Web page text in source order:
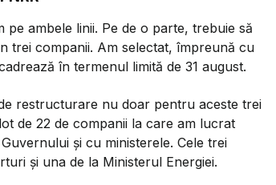
pe ambele linii. Pe de o parte, trebuie să
trei companii. Am selectat, împreună cu
în termenul limită de 31 august.
restructurare nu doar pentru aceste trei
de 22 de companii la care am lucrat
și cu ministerele. Cele trei
și una de la Ministerul Energiei.